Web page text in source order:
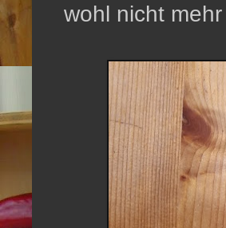
wohl nicht